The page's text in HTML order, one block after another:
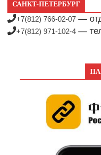
САНКТ-ПЕТЕРБУРГ
+7(812) 766-02-07 —
+7(812) 971-102-4 —